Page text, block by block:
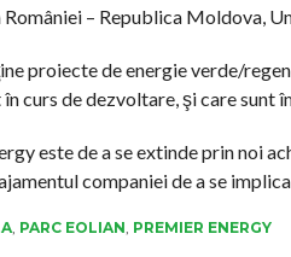
– Republica Moldova,
proiecte de energie verde/
curs de dezvoltare, şi care
este de a se extinde prin noi
companiei de a se
, PARC EOLIAN PREMIER ENERGY